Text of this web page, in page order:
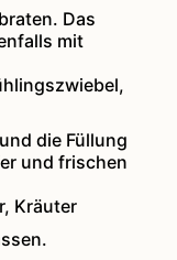
Das
mit
die Füllung
und frischen
Kräuter